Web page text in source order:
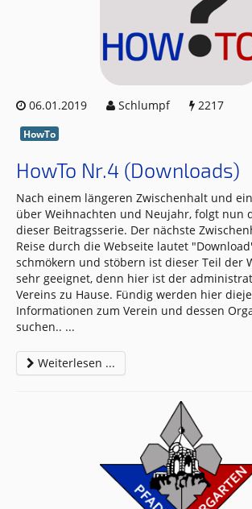
06.01.2019 Schlumpf 2217
HowTo
HowTo Nr.4 (Downloads)
Nach einem längeren Zwischenhalt und
über Weihnachten und Neujahr, folgt nun
dieser Beitragsserie. Der nächste
Reise durch die Webseite lautet
schmökern und stöbern ist dieser Teil der
sehr geeignet, denn hier ist der
Vereins zu Hause. Fündig werden hier
Informationen zum Verein und dessen
suchen.. ...
Weiterlesen ...